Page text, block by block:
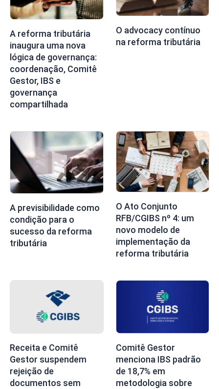
A reforma tributária
inaugura uma nova
lógica de governança:
coordenação, Comitê
Gestor, IBS e
governança
compartilhada
O advocacy contínuo
na reforma tributária
A previsibilidade como
condição para o
sucesso da reforma
tributária
O Ato Conjunto
RFB/CGIBS nº 4: um
novo modelo de
implementação da
reforma tributária
Receita e Comitê
Gestor suspendem
rejeição de
documentos sem
Comitê Gestor
menciona IBS padrão
de 18,7% em
metodologia sobre